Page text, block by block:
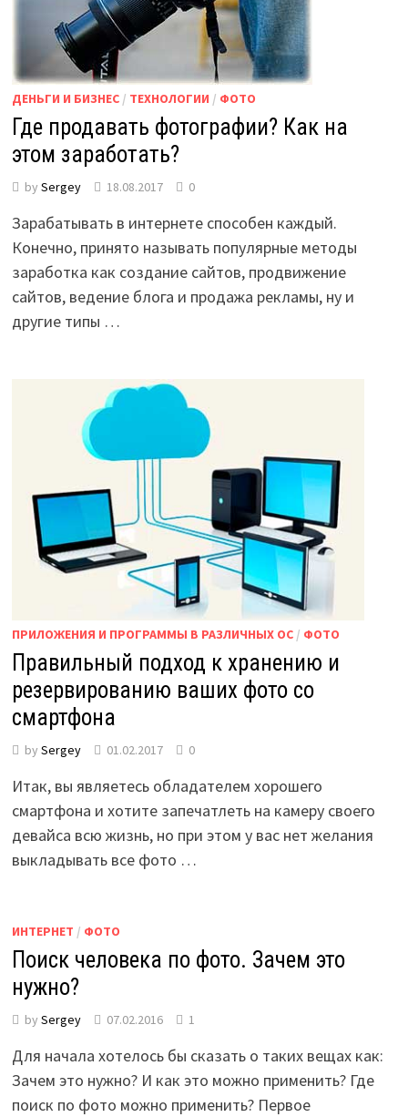
ДЕНЬГИ И БИЗНЕС/ ТЕХНОЛОГИИ / ФОТО
Где продавать фотографии? Как на
этом заработать?
by Sergey 18.08.2017 0
Зарабатывать в интернете способен каждый.
Конечно, принято называть популярные методы
заработка как создание сайтов, продвижение
сайтов, ведение блога и продажа рекламы, ну и
другие типы …
ПРИЛОЖЕНИЯ И ПРОГРАММЫ В РАЗЛИЧНЫХ ОС/ ФОТО
Правильный подход к хранению и
резервированию ваших фото со
смартфона
by Sergey 01.02.2017 0
Итак, вы являетесь обладателем хорошего
смартфона и хотите запечатлеть на камеру своего
девайса всю жизнь, но при этом у вас нет желания
выкладывать все фото …
ИНТЕРНЕТ / ФОТО
Поиск человека по фото. Зачем это
нужно?
by Sergey 07.02.2016 1
Для начала хотелось бы сказать о таких вещах как:
Зачем это нужно? И как это можно применить? Где
поиск по фото можно применить? Первое